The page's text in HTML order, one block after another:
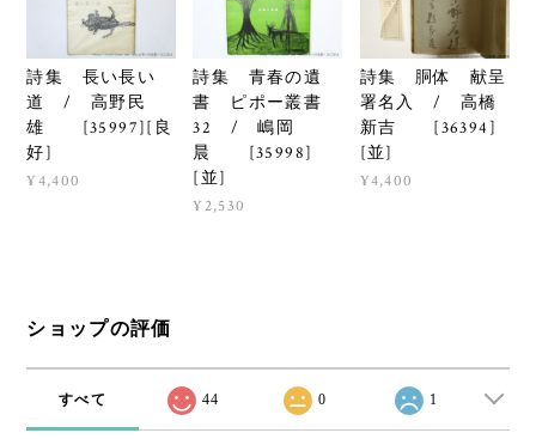
詩集 長い長い
道 / 高野民
雄 [35997][良
好]
¥4,400
詩集 青春の遺
書 ピポー叢書
32 / 嶋岡
晨 [35998]
[並]
¥2,530
詩集 胴体 献呈
署名入 / 高橋
新吉 [36394]
[並]
¥4,400
ショップの評価
すべて 44 0 1